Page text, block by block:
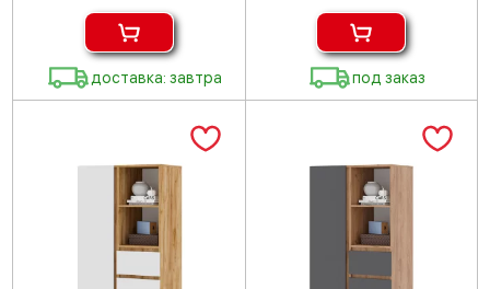
доставка: завтра под заказ